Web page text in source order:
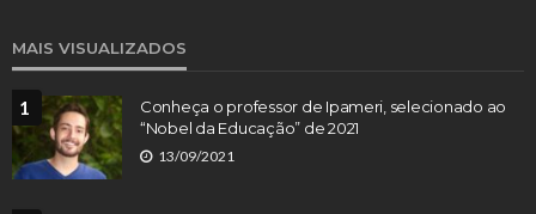
MAIS VISUALIZADOS
1
Conheça o professor de Ipameri, selecionado ao
“Nobel da Educação” de 2021
13/09/2021